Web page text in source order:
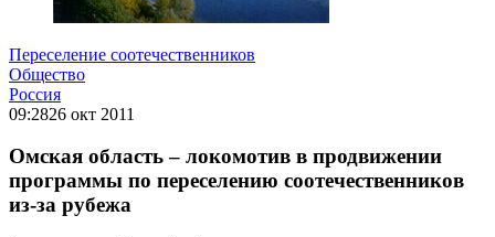
Переселение соотечественников
Общество
Россия
09:2826 окт 2011
Омская область – локомотив в продвижении
программы по переселению соотечественников
из-за рубежа